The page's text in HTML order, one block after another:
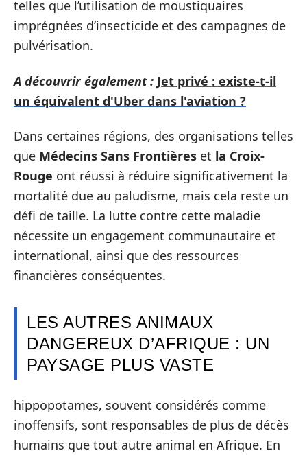
telles que l’utilisation de moustiquaires
imprégnées d’insecticide et des campagnes de
pulvérisation.
A découvrir également : Jet privé : existe-t-il
un équivalent d'Uber dans l'aviation ?
Dans certaines régions, des organisations telles
que Médecins Sans Frontières et la Croix-
Rouge ont réussi à réduire significativement la
mortalité due au paludisme, mais cela reste un
défi de taille. La lutte contre cette maladie
nécessite un engagement communautaire et
international, ainsi que des ressources
financières conséquentes.
LES AUTRES ANIMAUX
DANGEREUX D’AFRIQUE : UN
PAYSAGE PLUS VASTE
hippopotames, souvent considérés comme
inoffensifs, sont responsables de plus de décès
humains que tout autre animal en Afrique. En